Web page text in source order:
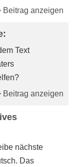
Beitrag anzeigen
Text
Beitrag anzeigen
nächste
Das